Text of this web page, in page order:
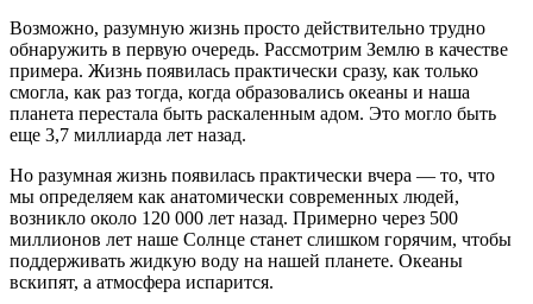
Возможно, разумную жизнь просто действительно трудно
обнаружить в первую очередь. Рассмотрим Землю в качестве
примера. Жизнь появилась практически сразу, как только
смогла, как раз тогда, когда образовались океаны и наша
планета перестала быть раскаленным адом. Это могло быть
еще 3,7 миллиарда лет назад.
Но разумная жизнь появилась практически вчера — то, что
мы определяем как анатомически современных людей,
возникло около 120 000 лет назад. Примерно через 500
миллионов лет наше Солнце станет слишком горячим, чтобы
поддерживать жидкую воду на нашей планете. Океаны
вскипят, а атмосфера испарится.